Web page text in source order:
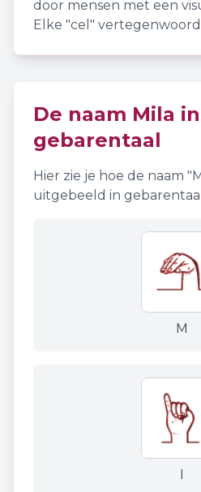
door mensen met een
Elke "cel"
De naam Mila in
gebarentaal
Hier zie je hoe de naam "
uitgebeeld in
M
I